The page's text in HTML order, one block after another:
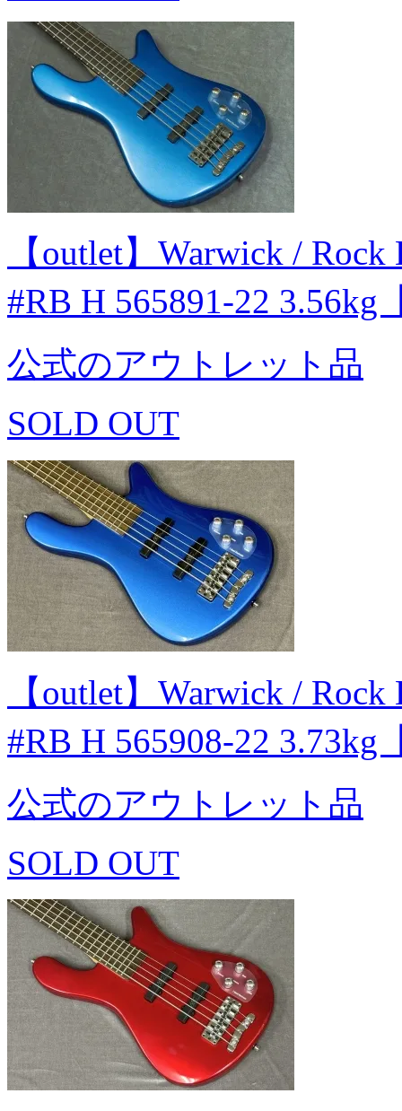
【outlet】Warwick /
#RB H 565891-22 3.56kg
公式のアウトレット品
SOLD OUT
【outlet】Warwick /
#RB H 565908-22 3.73kg
公式のアウトレット品
SOLD OUT